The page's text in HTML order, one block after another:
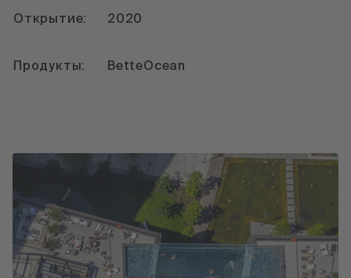
Открытие: 2020
Продукты: BetteOcean